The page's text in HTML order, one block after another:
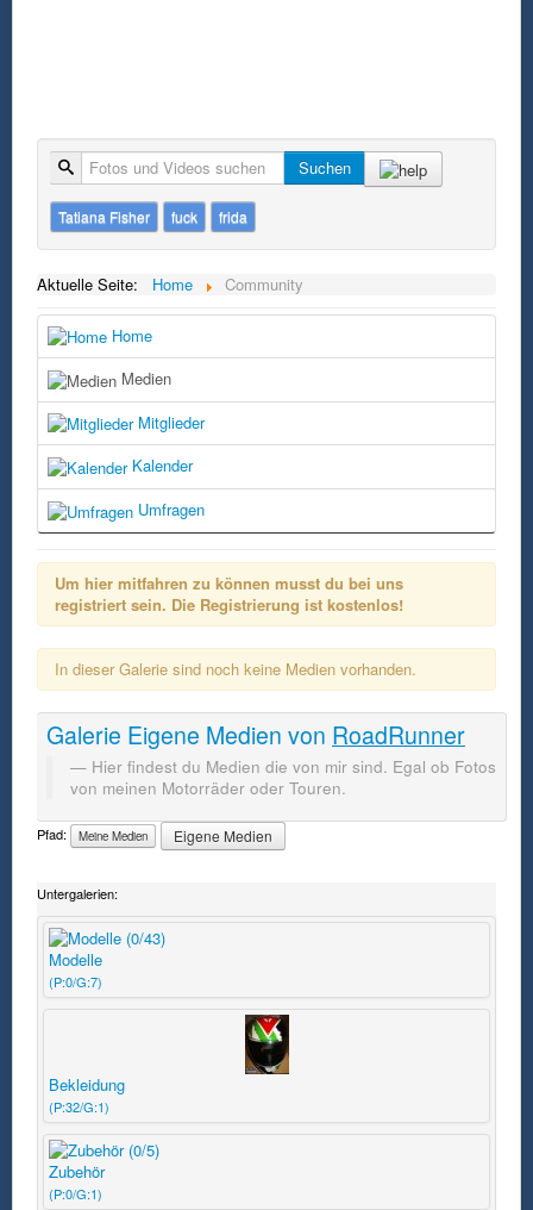
Suche Suchen
Tatiana Fisher fuck frida
Aktuelle Seite: Home Community
Home
Medien
Mitglieder
Kalender
Umfragen
Um hier mitfahren zu können musst du bei uns
registriert sein. Die Registrierung ist kostenlos!
In dieser Galerie sind noch keine Medien vorhanden.
Galerie Eigene Medien von RoadRunner
Hier findest du Medien die von mir sind. Egal ob Fotos
von meinen Motorräder oder Touren.
Pfad: Meine Medien Eigene Medien
Untergalerien:
Modelle
(P:0/G:7)
Bekleidung
(P:32/G:1)
Zubehör
(P:0/G:1)